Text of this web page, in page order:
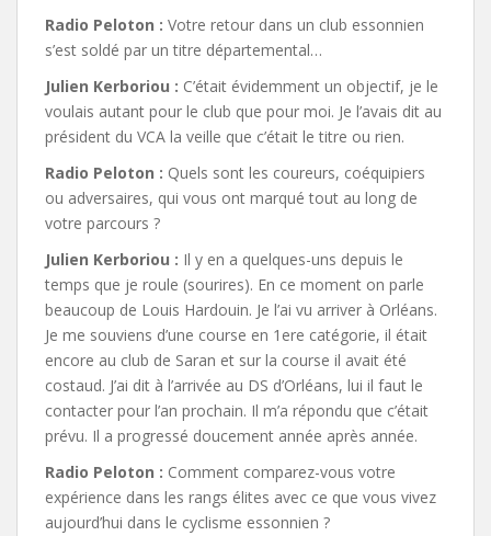
Radio Peloton : Votre retour dans un club essonnien
s’est soldé par un titre départemental…
Julien Kerboriou : C’était évidemment un objectif, je le
voulais autant pour le club que pour moi. Je l’avais dit au
président du VCA la veille que c’était le titre ou rien.
Radio Peloton : Quels sont les coureurs, coéquipiers
ou adversaires, qui vous ont marqué tout au long de
votre parcours ?
Julien Kerboriou : Il y en a quelques-uns depuis le
temps que je roule (sourires). En ce moment on parle
beaucoup de Louis Hardouin. Je l’ai vu arriver à Orléans.
Je me souviens d’une course en 1ere catégorie, il était
encore au club de Saran et sur la course il avait été
costaud. J’ai dit à l’arrivée au DS d’Orléans, lui il faut le
contacter pour l’an prochain. Il m’a répondu que c’était
prévu. Il a progressé doucement année après année.
Radio Peloton : Comment comparez-vous votre
expérience dans les rangs élites avec ce que vous vivez
aujourd’hui dans le cyclisme essonnien ?